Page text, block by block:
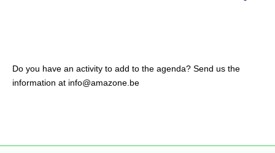
Do you have an activity to add to the agenda? Send us the
information at info@amazone.be